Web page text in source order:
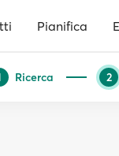
Pianifica
Ricerca 2